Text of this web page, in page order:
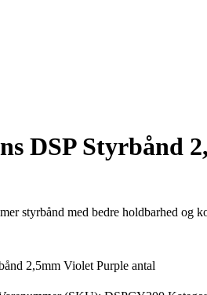
DSP Styrbånd
styrbånd med bedre holdbarhed og
2,5mm Violet Purple antal